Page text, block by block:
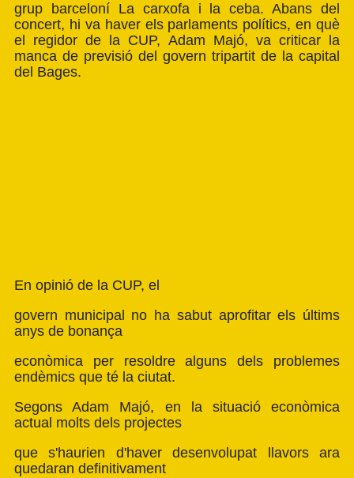
grup barceloní La carxofa i la ceba. Abans del
concert, hi va haver els parlaments polítics, en què
el regidor de la CUP, Adam Majó, va criticar la
manca de previsió del govern tripartit de la capital
del Bages.
En opinió de la CUP, el
govern municipal no ha sabut aprofitar els últims
anys de bonança
econòmica per resoldre alguns dels problemes
endèmics que té la ciutat.
Segons Adam Majó, en la situació econòmica
actual molts dels projectes
que s'haurien d'haver desenvolupat llavors ara
quedaran definitivament